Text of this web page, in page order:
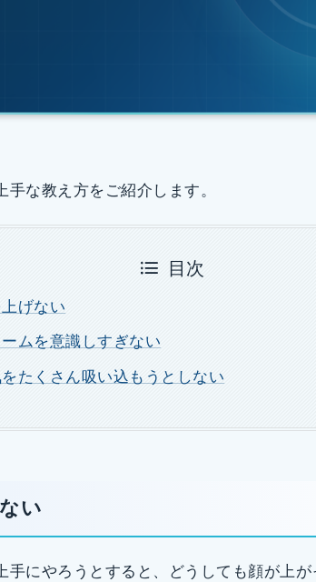
手な教え方をご紹介します。
目次
げない
ームを意識しすぎない
をたくさん吸い込もうとしない
い
手にやろうとすると、どうしても顔が上が